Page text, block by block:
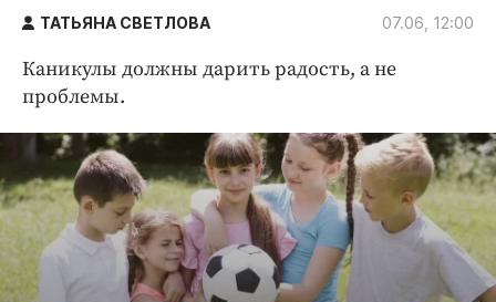
Народные новости
Благоустройство
Культура
Недвижимость и ЖКХ
Образование
Общество
Погода
ТАТЬЯНА СВЕТЛОВА 07.06, 12:00
Каникулы должны дарить радость, а не
проблемы.